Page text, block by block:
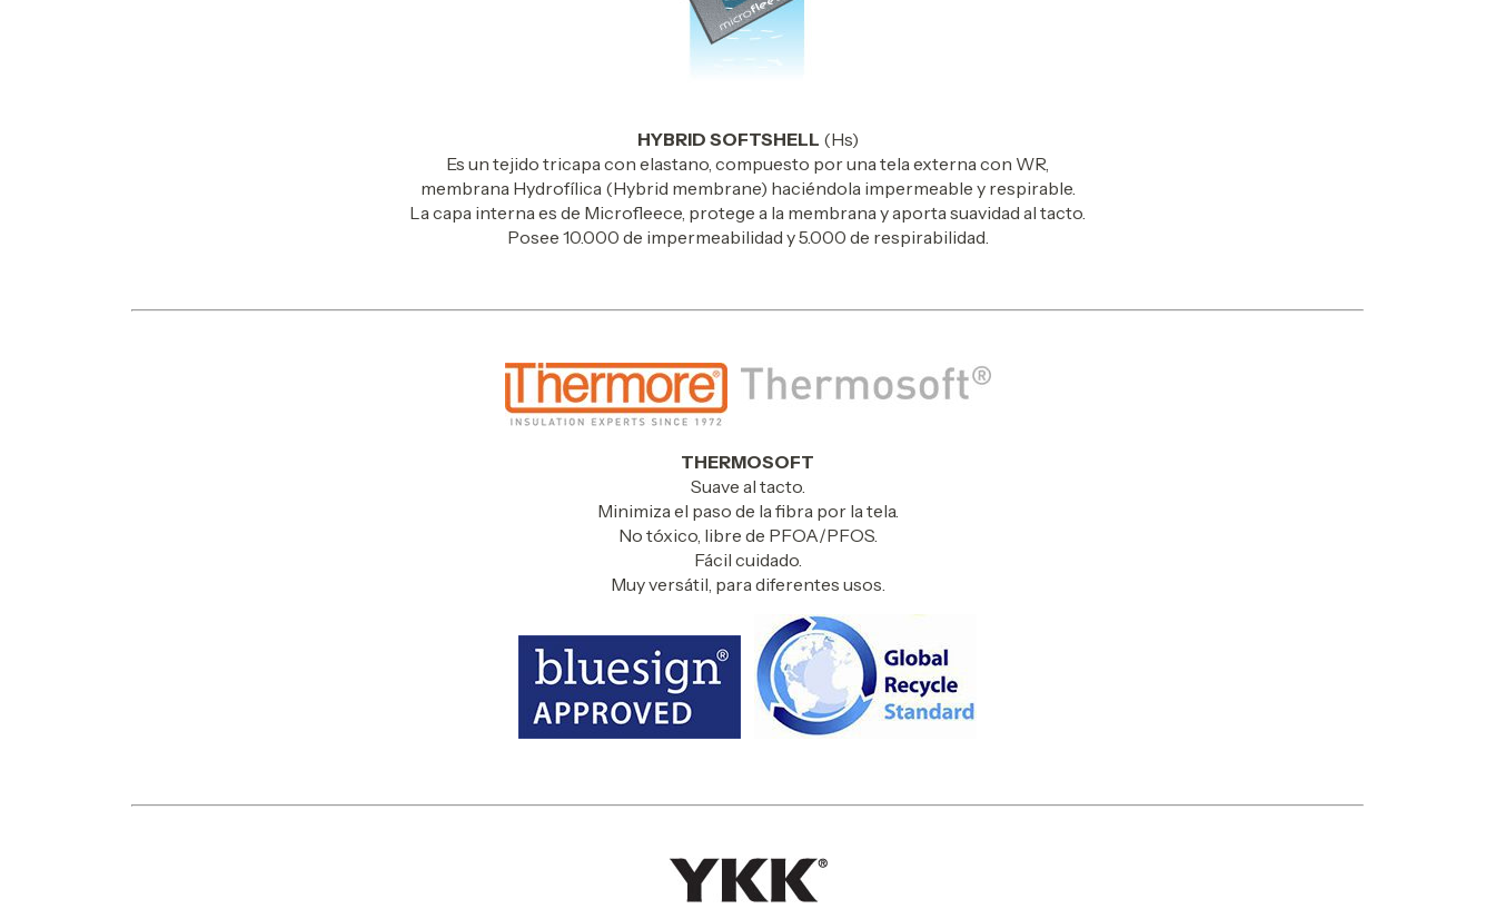
HYBRID SOFTSHELL (Hs)
Es un tejido tricapa con elastano, compuesto por una tela externa con WR,
membrana Hydrofílica (Hybrid membrane) haciéndola impermeable y respirable.
La capa interna es de Microfleece, protege a la membrana y aporta suavidad al tacto.
Posee 10.000 de impermeabilidad y 5.000 de respirabilidad.
THERMOSOFT
Suave al tacto.
Minimiza el paso de la fibra por la tela.
No tóxico, libre de PFOA/PFOS.
Fácil cuidado.
Muy versátil, para diferentes usos.